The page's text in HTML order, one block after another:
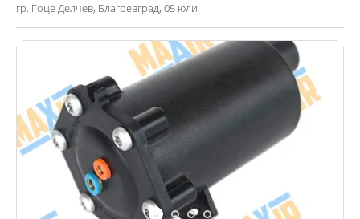
гр. Гоце Делчев, Благоевград, 05 юли